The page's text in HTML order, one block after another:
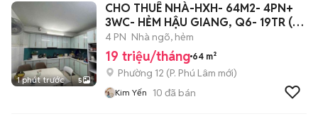
1 phút trước 5
CHO THUÊ NHÀ-HXH- 64M2- 4PN+
3WC- HẺM HẬU GIANG, Q6- 19TR (
TL )
4 PN Nhà ngõ, hẻm
19 triệu/tháng 64 m²
Phường 12 (P. Phú Lâm mới)
Kim Yến 10 đã bán